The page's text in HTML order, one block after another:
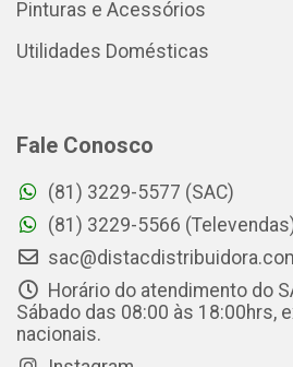
Pinturas e Acessórios
Utilidades Domésticas
Fale Conosco
(81) 3229-5577 (SAC)
(81) 3229-5566
Horário do atendimento do
Sábado das 08:00 às 18:00hrs,
nacionais.